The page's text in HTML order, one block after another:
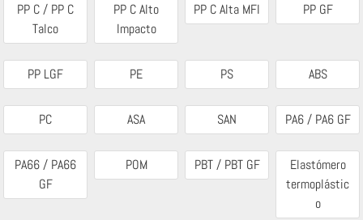
PP C / PP C
Talco
PP C Alto
Impacto
PP C Alta MFI PP GF
PP LGF PE PS ABS
PC ASA SAN PA6 / PA6 GF
PA66 / PA66
GF
POM PBT / PBT GF
Elastómero
termoplástic
o